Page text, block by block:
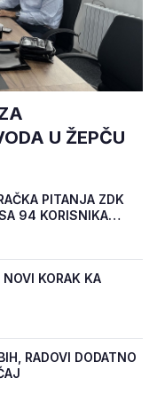
U ŽEPČU
PITANJA ZDK
94 KORISNIKA
KORAK KA
RADOVI DODATNO